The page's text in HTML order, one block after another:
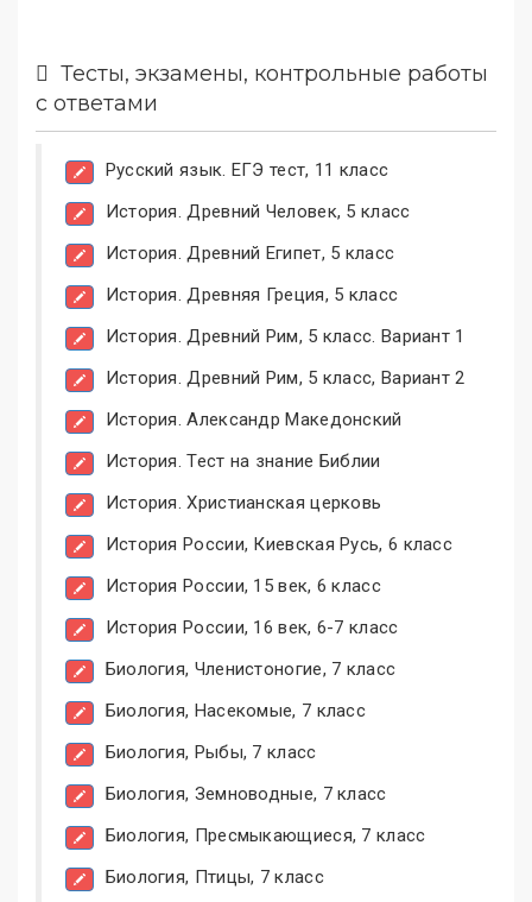
Тесты, экзамены, контрольные работы
с ответами
Русский язык. ЕГЭ тест, 11 класс
История. Древний Человек, 5 класс
История. Древний Египет, 5 класс
История. Древняя Греция, 5 класс
История. Древний Рим, 5 класс. Вариант 1
История. Древний Рим, 5 класс, Вариант 2
История. Александр Македонский
История. Тест на знание Библии
История. Христианская церковь
История России, Киевская Русь, 6 класс
История России, 15 век, 6 класс
История России, 16 век, 6-7 класс
Биология, Членистоногие, 7 класс
Биология, Насекомые, 7 класс
Биология, Рыбы, 7 класс
Биология, Земноводные, 7 класс
Биология, Пресмыкающиеся, 7 класс
Биология, Птицы, 7 класс